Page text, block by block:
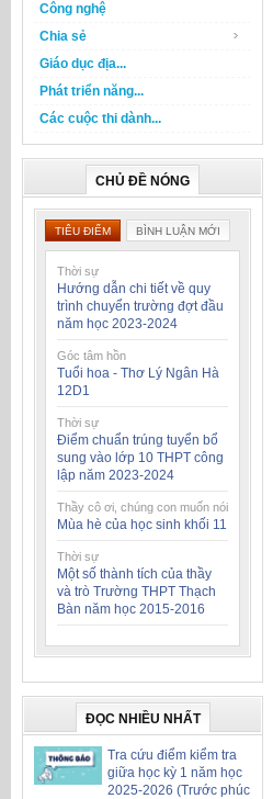
Công nghệ
Chia sẻ
Giáo dục địa...
Phát triển năng...
Các cuộc thi dành...
CHỦ ĐỀ NÓNG
TIÊU ĐIỂM BÌNH LUẬN MỚI
Thời sự
Hướng dẫn chi tiết về quy
trình chuyển trường đợt đầu
năm học 2023-2024
Góc tâm hồn
Tuổi hoa - Thơ Lý Ngân Hà
12D1
Thời sự
Điểm chuẩn trúng tuyển bổ
sung vào lớp 10 THPT công
lập năm 2023-2024
Thầy cô ơi, chúng con muốn nói
Mùa hè của học sinh khối 11
Thời sự
Một số thành tích của thầy
và trò Trường THPT Thạch
Bàn năm học 2015-2016
ĐỌC NHIỀU NHẤT
Tra cứu điểm kiểm tra
giữa học kỳ 1 năm học
2025-2026 (Trước phúc